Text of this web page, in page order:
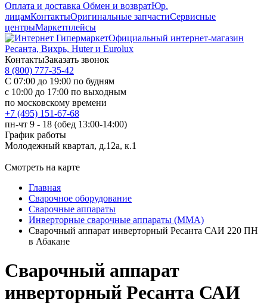
Оплата и доставка Обмен и возвратЮр.
лицамКонтактыОригинальные запчастиСервисные
центрыМаркетплейсы
Официальный интернет-магазин
Ресанта, Вихрь, Huter и Eurolux
КонтактыЗаказать звонок
8 (800) 777-35-42
С 07:00 до 19:00 по будням
с 10:00 до 17:00 по выходным
по московскому времени
+7 (495) 151-67-68
пн-чт 9 - 18 (обед 13:00-14:00)
График работы
Молодежный квартал, д.12а, к.1
Смотреть на карте
Главная
Сварочное оборудование
Сварочные аппараты
Инверторные сварочные аппараты (ММА)
Сварочный аппарат инверторный Ресанта САИ 220 ПН
в Абакане
Сварочный аппарат
инверторный Ресанта САИ